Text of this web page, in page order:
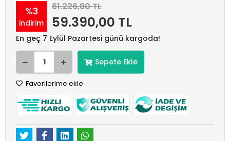
%3
indirim
61.226,80 TL
59.390,00 TL
En geç 7 Eylül Pazartesi günü kargoda!
Sepete Ekle
Favorilerime ekle